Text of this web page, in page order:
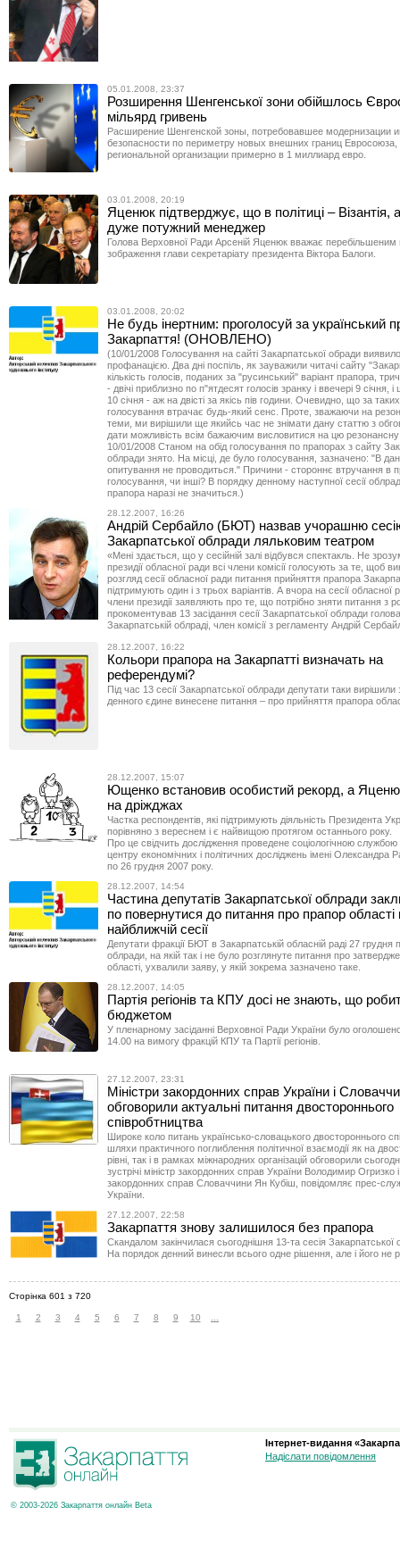
05.01.2008, 23:37
Розширення Шенгенської зони обійшлось
мільярд гривень
Расширение Шенгенской зоны, потребовавшее модернизации
безопасности по периметру новых внешних границ
региональной организации примерно в 1 миллиард евро.
03.01.2008, 20:19
Яценюк підтверджує, що в політиці – Візантія,
дуже потужний менеджер
Голова Верховної Ради Арсеній Яценюк вважає перебільшеним
зображення глави секретаріату президента Віктора Балоги.
03.01.2008, 20:02
Не будь інертним: проголосуй за український
Закарпаття! (ОНОВЛЕНО)
(10/01/2008 Голосування на сайті Закарпатської обради
профанацією. Два дні поспіль, як зауважили читачі сайту
кількість голосів, поданих за "русинський" варіант прапора,
- двічі приблизно по п"ятдесят голосів зранку і ввечері 9 січня,
10 січня - аж на двісті за якісь пів години. Очевидно, що за
голосування втрачає будь-який сенс. Проте, зважаючи на
теми, ми вирішили ще якийсь час не знімати дану статтю з
дати можливість всім бажаючим висловитися на цю
10/01/2008 Станом на обід голосування по прапорах з сайту
облради знято. На місці, де було голосування, зазначено: "В
опитування не проводиться." Причини - стороннє втручання в
голосування, чи інші? В порядку денному наступної сесії
прапора наразі не значиться.)
28.12.2007, 16:26
Андрій Сербайло (БЮТ) назвав учорашню
Закарпатської облради ляльковим театром
«Мені здається, що у сесійній залі відбувся спектакль. Не
президії обласної ради всі члени комісії голосують за те, щоб
розгляд сесії обласної ради питання прийняття прапора
підтримують один і з трьох варіантів. А вчора на сесії обласної
члени президії заявляють про те, що потрібно зняти питання з
прокоментував 13 засідання сесії Закарпатської облради
Закарпатській облраді, член комісії з регламенту Андрій
28.12.2007, 16:22
Кольори прапора на Закарпатті визначать на
референдумі?
Під час 13 сесії Закарпатської облради депутати таки вирішили
денного єдине винесене питання – про прийняття прапора
28.12.2007, 15:07
Ющенко встановив особистий рекорд, а
на дріжджах
Частка респондентів, які підтримують діяльність Президента
порівняно з вереснем і є найвищою протягом останнього року.
Про це свідчить дослідження проведене соціологічною службою
центру економічних і політичних досліджень імені Олександра
по 26 грудня 2007 року.
28.12.2007, 14:54
Частина депутатів Закарпатської облради
по повернутися до питання про прапор області
найближчій сесії
Депутати фракції БЮТ в Закарпатській обласній раді 27 грудня
облради, на якій так і не було розглянуте питання про
області, ухвалили заяву, у якій зокрема зазначено таке.
28.12.2007, 14:05
Партія регіонів та КПУ досі не знають, що
бюджетом
У пленарному засіданні Верховної Ради України було
14.00 на вимогу фракцій КПУ та Партії регіонів.
27.12.2007, 23:31
Міністри закордонних справ України і
обговорили актуальні питання двостороннього
співробтництва
Широке коло питань українсько-словацького двостороннього
шляхи практичного поглиблення політичної взаємодії як на
рівні, так і в рамках міжнародних організацій обговорили
зустрічі міністр закордонних справ України Володимир Огризко і
закордонних справ Словаччини Ян Кубіш, повідомляє прес-
України.
27.12.2007, 22:58
Закарпаття знову залишилося без прапора
Скандалом закінчилася сьогоднішня 13-та сесія Закарпатської
На порядок денний винесли всього одне рішення, але і його не
Сторінка 601 з 720
1 2 3 4 5 6 7 8 9 10
© 2003-2026 Закарпаття онлайн Beta
Інтернет-видання
Надіслати повідомлення